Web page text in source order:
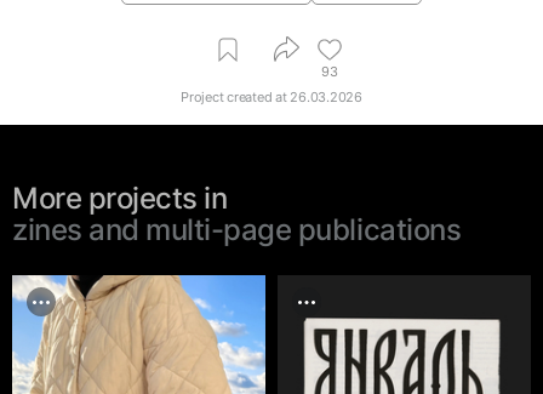
93
Project created at 26.03.2026
More projects in
zines and multi-page publications